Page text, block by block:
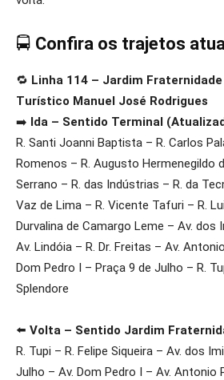
🚍 Confira os trajetos
🔁 Linha 114 – Jardim
Turístico Manuel José Rodrigues
➡️ Ida – Sentido Terminal
R. Santi Joanni Baptista – R. Carlos
Romenos – R. Augusto Hermenegildo
Serrano – R. das Indústrias – R. da
Vaz de Lima – R. Vicente Tafuri – R.
Durvalina de Camargo Leme – Av. dos
Av. Lindóia – R. Dr. Freitas – Av.
Dom Pedro I – Praça 9 de Julho – R.
Splendore
⬅️ Volta – Sentido Jardim
R. Tupi – R. Felipe Siqueira – Av. dos
Julho – Av. Dom Pedro I – Av. Antonio